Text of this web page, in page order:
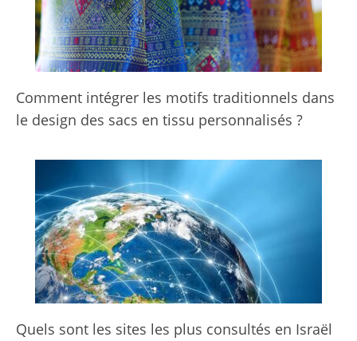
Comment intégrer les motifs traditionnels dans
le design des sacs en tissu personnalisés ?
Quels sont les sites les plus consultés en Israël